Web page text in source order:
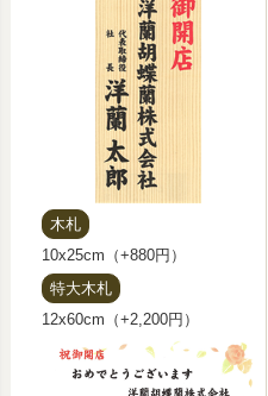
木札
10x25cm（+880円）
特大木札
12x60cm（+2,200円）